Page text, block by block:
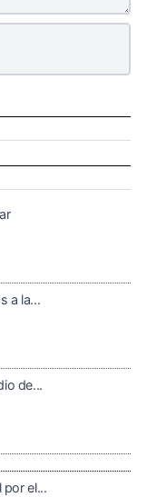
a la...
de...
por el...